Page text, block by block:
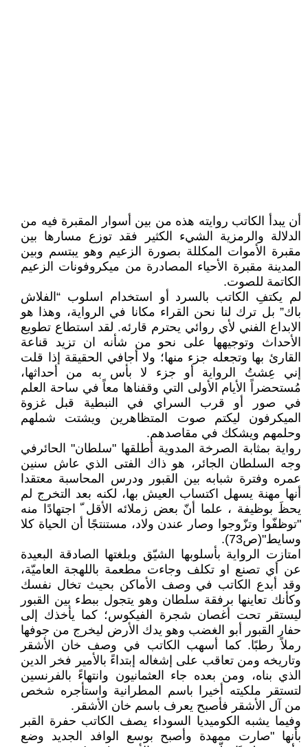
أن يبدأ الكاتب روايته هذه من بين أسوار المقبرة فيه من
الدلالة والرمزية الشيء الكثير فقد توزع مسارها بين
مقبرة الأموات المكللة بصورة الزعيم وهو يبتسم وبين
المدينة مقبرة الأحياء المصادرة من ميكروفونات الزعيم
الكاتمة للصوت.
لم يكتفِ الكاتب بالسرد أو استخدام اسلوب “الفلاش
باك” بل ترك لنا نحن القراء مكانا في الرواية، وهذا هو
الابداع الفني لأي روائي يحترم قارئه. لقد استطاع تطويع
الأحداث وتوجيهها على نحو من شأنه ان تزيد قناعة
القارئ بها وتجعله جزء منها؛ ولا أجافي الحقيقة إذا قلت
إني عِشتُ الرواية أو جزء لا بأس به من أحداثها،
مُستحضراً الأيام الأولى التي وقفناها معاً في ساحة العلم
في صور أو قرب السراي في النبطية قبل غزوة
الميكرفون ليكتم صوت المتظاهرين ويشتت شملهم
وحلمهم ويشكك في مقاصدهم.
رواية بمثابة الصرخة المدوية أطلقها "سلطان" الحائرفي
وجه السلطان الجائر، هو ذاك الفتى الذي عاش سنين
عمره وفترة شبابه بين القبور ودرس المحاسبة معتقدا
أنها مهنة يسهل اكتساب العيش بها، لكنه بعد التخرج لم
يحظَ بوظيفة ، علما أنّ بعض زملائه الأقل ّ اجتهادًا منه
"توظفّوا وتزّوجوا وصار عندن ولاد، مستنتجًا أن الحياة كلا
وسايط"(ص73).
امتازت الرواية بأسلوبها الشيّق وبلغتها الصادقة البعيدة
عن أي تصنع او تكلف وجاءت مطعمة باللهجة العاميّة،
وقد أبدع الكاتب في وصف الأماكن بحيث تخال نفسك
وكأنك تعاينها برفقة سلطان وهو يتجول ببطء بين القبور
ليستقر تحت أغصان شجرة الفيكوس؛ كما يأخذك إلى
حفار القبور أبو الغضب وهو يدك الأرض ليخرج من جوفها
رملاً رطبًا. كما أسهب الكاتب في وصف خان الأشقر
وتاريخه ومن تعاقب على إشغاله إبتداءً بالأمير فخر الدين
الذي بناه، ومن بعده جاء العثمانيون وانتهاءً بالفرنسين
لتستقر ملكيته أخيرا باسم المطرانية واستأجره شخص
من آل الأشقر فأصبح يعرف باسم خان الأشقر.
وفيما يشبه الكوميديا السوداء يصف الكاتب حفرة القبر
بأنها "صارت ممهدة وأصبح بوسع الوافد الجديد وضع